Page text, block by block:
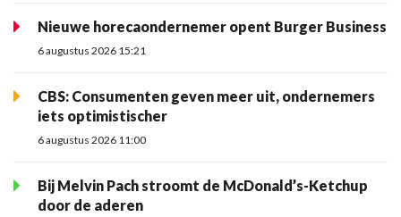
Nieuwe horecaondernemer opent Burger Business
6 augustus 2026 15:21
CBS: Consumenten geven meer uit, ondernemers
iets optimistischer
6 augustus 2026 11:00
Bij Melvin Pach stroomt de McDonald’s-Ketchup
door de aderen